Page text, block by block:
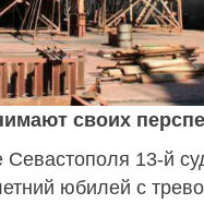
своих
13-й
юбилей с